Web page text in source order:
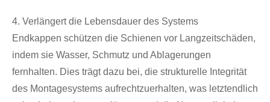
4. Verlängert die Lebensdauer des Systems
Endkappen schützen die Schienen vor Langzeitschäden,
indem sie Wasser, Schmutz und Ablagerungen
fernhalten. Dies trägt dazu bei, die strukturelle Integrität
des Montagesystems aufrechtzuerhalten, was letztendlich